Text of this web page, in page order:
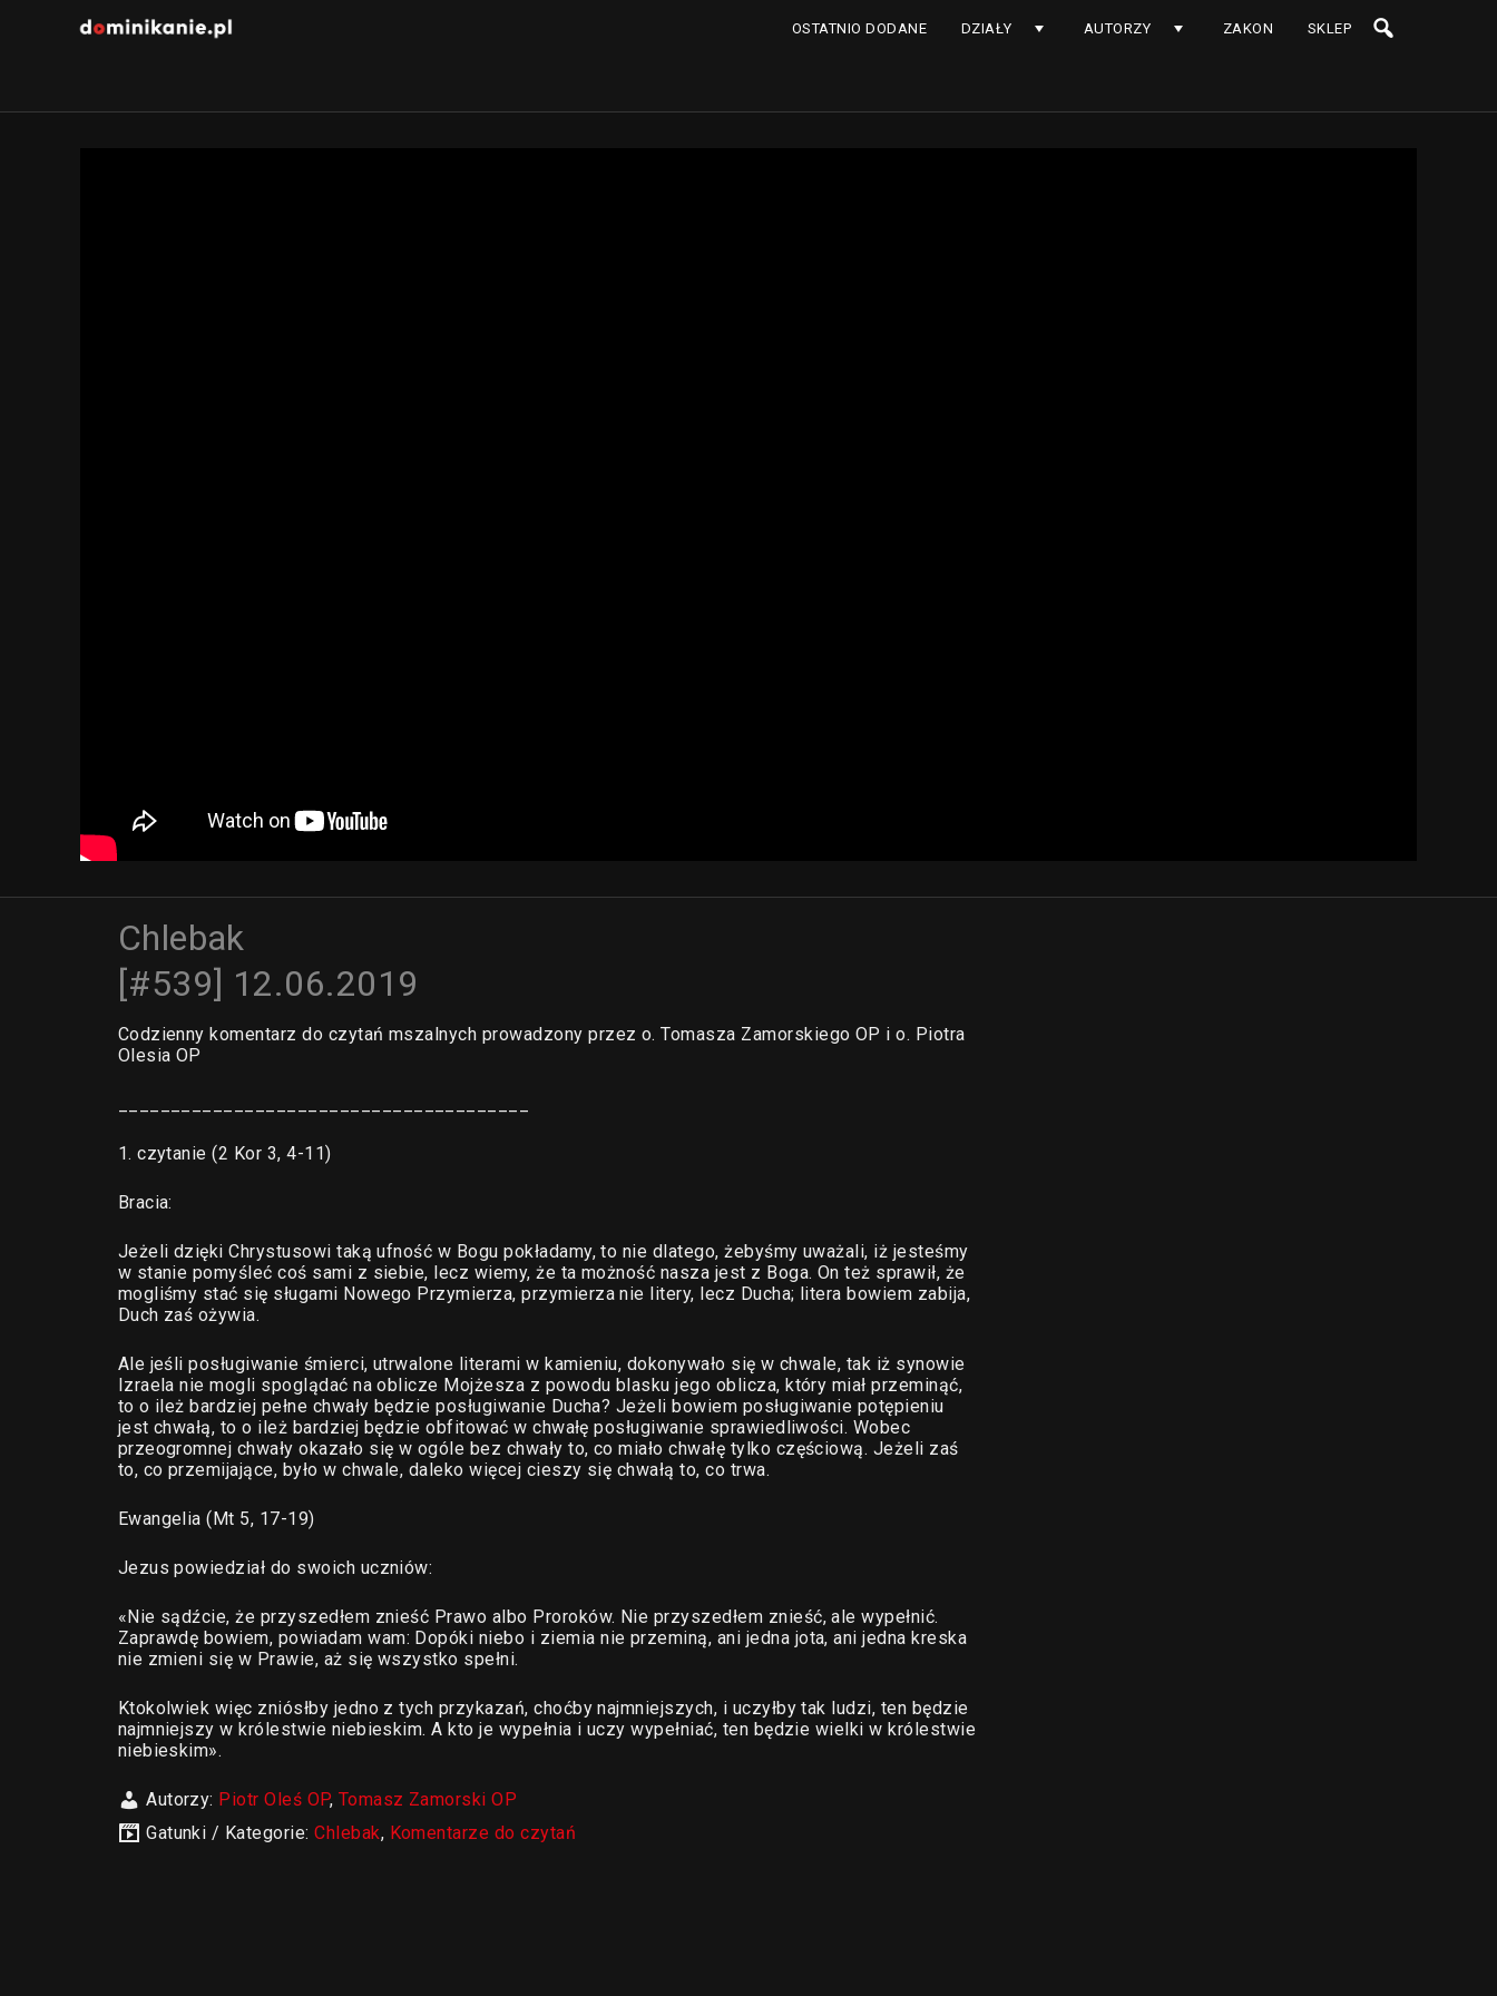
OSTATNIO DODANE DZIAŁY AUTORZY ZAKON SKLEP
Chlebak
[#539] 12.06.2019
Codzienny komentarz do czytań mszalnych prowadzony przez o. Tomasza Zamorskiego OP i o. Piotra
Olesia OP
1. czytanie (2 Kor 3, 4-11)
Bracia:
Jeżeli dzięki Chrystusowi taką ufność w Bogu pokładamy, to nie dlatego, żebyśmy uważali, iż jesteśmy
w stanie pomyśleć coś sami z siebie, lecz wiemy, że ta możność nasza jest z Boga. On też sprawił, że
mogliśmy stać się sługami Nowego Przymierza, przymierza nie litery, lecz Ducha; litera bowiem zabija,
Duch zaś ożywia.
Ale jeśli posługiwanie śmierci, utrwalone literami w kamieniu, dokonywało się w chwale, tak iż synowie
Izraela nie mogli spoglądać na oblicze Mojżesza z powodu blasku jego oblicza, który miał przeminąć,
to o ileż bardziej pełne chwały będzie posługiwanie Ducha? Jeżeli bowiem posługiwanie potępieniu
jest chwałą, to o ileż bardziej będzie obfitować w chwałę posługiwanie sprawiedliwości. Wobec
przeogromnej chwały okazało się w ogóle bez chwały to, co miało chwałę tylko częściową. Jeżeli zaś
to, co przemijające, było w chwale, daleko więcej cieszy się chwałą to, co trwa.
Ewangelia (Mt 5, 17-19)
Jezus powiedział do swoich uczniów:
«Nie sądźcie, że przyszedłem znieść Prawo albo Proroków. Nie przyszedłem znieść, ale wypełnić.
Zaprawdę bowiem, powiadam wam: Dopóki niebo i ziemia nie przeminą, ani jedna jota, ani jedna kreska
nie zmieni się w Prawie, aż się wszystko spełni.
Ktokolwiek więc zniósłby jedno z tych przykazań, choćby najmniejszych, i uczyłby tak ludzi, ten będzie
najmniejszy w królestwie niebieskim. A kto je wypełnia i uczy wypełniać, ten będzie wielki w królestwie
niebieskim».
Autorzy: Piotr Oleś OP, Tomasz Zamorski OP
Gatunki / Kategorie:Chlebak, Komentarze do czytań